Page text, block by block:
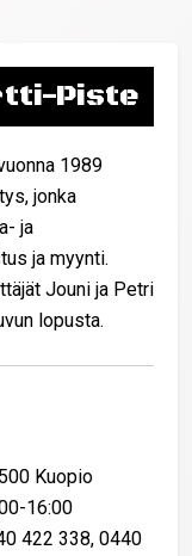
Piste
1989
jonka
ja
ja myynti.
Jouni ja Petri
lopusta.
Kuopio
16:00
422 338, 0440